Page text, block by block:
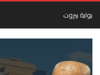
بوابة بيروت